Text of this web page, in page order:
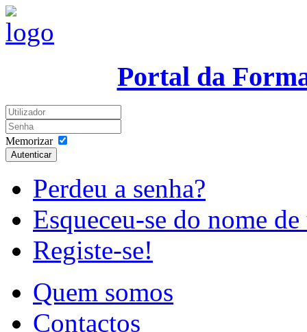
Portal da
Memorizar
Autenticar
Perdeu a senha?
Esqueceu-se do nome
Registe-se!
Quem somos
Contactos